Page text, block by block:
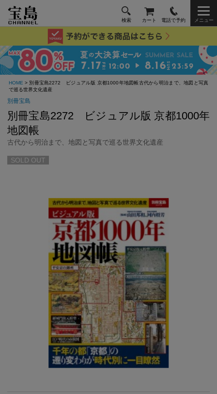
検索 カート 電話で予約 メニュー
HOME > 別冊宝島2272 ビジュアル版 京都1000年地図帳古代から明治まで、地図と写真
で巡る世界文化遺産
別冊宝島
別冊宝島2272 ビジュアル版 京都1000年
地図帳
古代から明治まで、地図と写真で巡る世界文化遺産
SOLD OUT